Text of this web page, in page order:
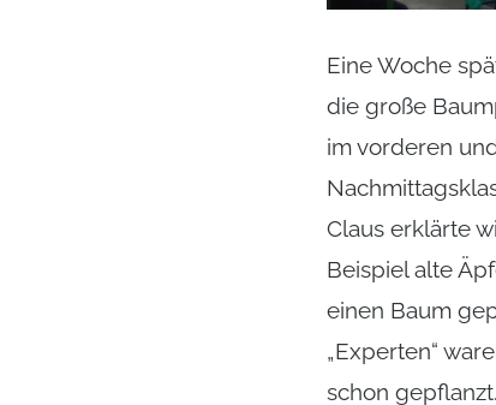
Eine Woche
die große
im vorderen
Claus erklärte
Beispiel alte
einen Baum
„Experten“
schon